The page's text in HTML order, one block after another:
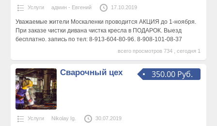
Услуги админ - Евгений 17.10.2019
Уважаемые жители Москаленки проводится АКЦИЯ до 1-ноября.
При заказе чистки дивана чистка кресла в ПОДАРОК. Выезд
бесплатно. запись по тел: 8-913-604-80-96. 8-908-101-08-37
всего просмотров 734 , сегодня 1
350.00 Руб.
Сварочный цех
Услуги Nikolay Ig. 30.07.2019